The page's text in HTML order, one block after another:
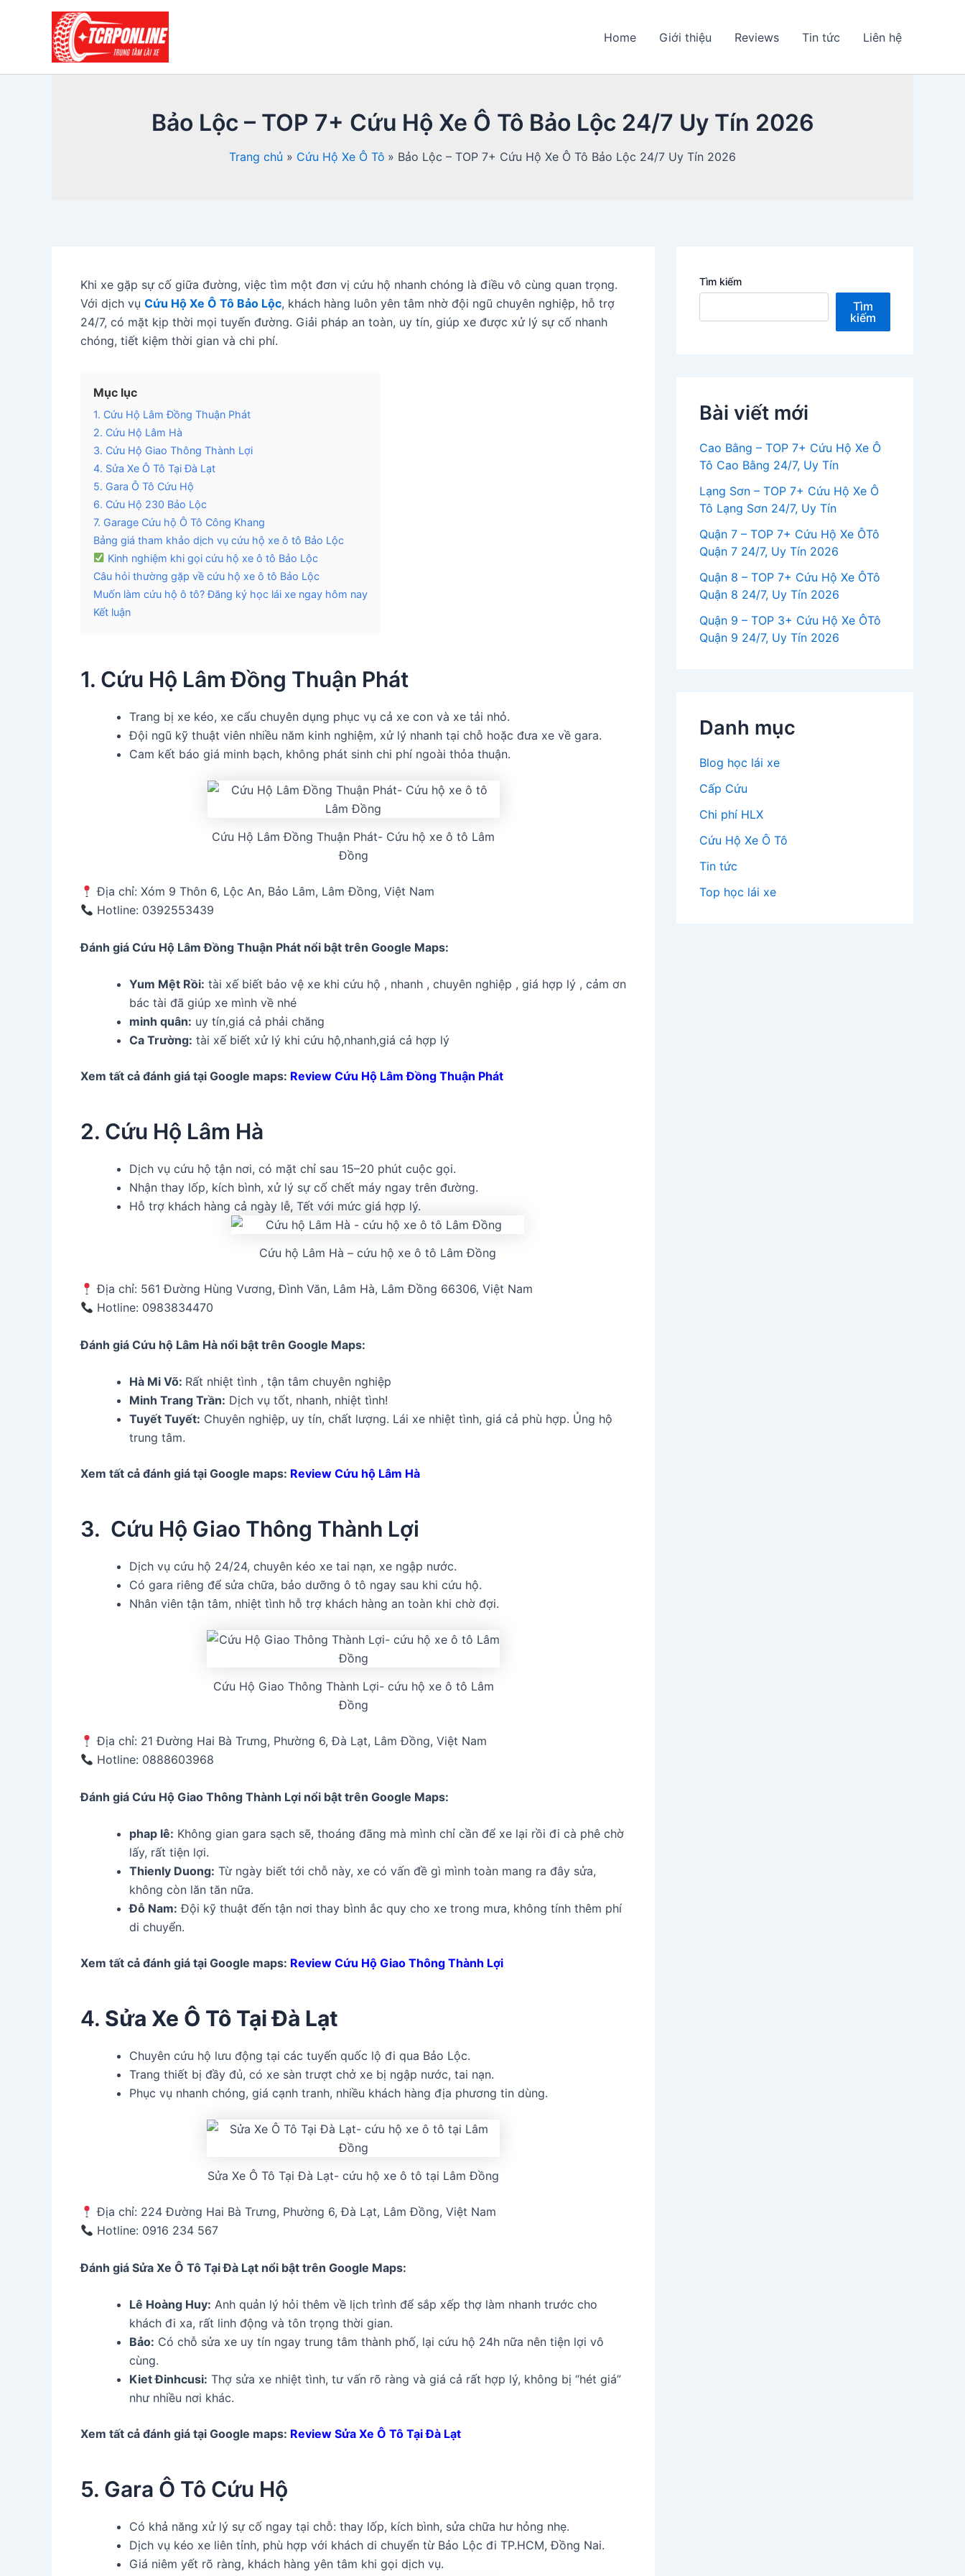
Home Giới thiệu Reviews Tin tức Liên hệ
Bảo Lộc – TOP 7+ Cứu Hộ Xe Ô Tô Bảo Lộc 24/7 Uy Tín 2026
Trang chủ Cứu Hộ Xe Ô Tô Bảo Lộc – TOP 7+ Cứu Hộ Xe Ô Tô Bảo Lộc 24/7 Uy Tín 2026
Khi xe gặp sự cố giữa đường, việc tìm một đơn vị cứu hộ nhanh chóng là điều vô cùng quan trọng.
Với dịch vụ Cứu Hộ Xe Ô Tô Bảo Lộc, khách hàng luôn yên tâm nhờ đội ngũ chuyên nghiệp, hỗ trợ
24/7, có mặt kịp thời mọi tuyến đường. Giải pháp an toàn, uy tín, giúp xe được xử lý sự cố nhanh
chóng, tiết kiệm thời gian và chi phí.
Mục lục
1. Cứu Hộ Lâm Đồng Thuận Phát
2. Cứu Hộ Lâm Hà
3. Cứu Hộ Giao Thông Thành Lợi
4. Sửa Xe Ô Tô Tại Đà Lạt
5. Gara Ô Tô Cứu Hộ
6. Cứu Hộ 230 Bảo Lộc
7. Garage Cứu hộ Ô Tô Công Khang
Bảng giá tham khảo dịch vụ cứu hộ xe ô tô Bảo Lộc
Kinh nghiệm khi gọi cứu hộ xe ô tô Bảo Lộc
Câu hỏi thường gặp về cứu hộ xe ô tô Bảo Lộc
Muốn làm cứu hộ ô tô? Đăng ký học lái xe ngay hôm nay
Kết luận
1. Cứu Hộ Lâm Đồng Thuận Phát
Trang bị xe kéo, xe cẩu chuyên dụng phục vụ cả xe con và xe tải nhỏ.
Đội ngũ kỹ thuật viên nhiều năm kinh nghiệm, xử lý nhanh tại chỗ hoặc đưa xe về gara.
Cam kết báo giá minh bạch, không phát sinh chi phí ngoài thỏa thuận.
Cứu Hộ Lâm Đồng Thuận Phát- Cứu hộ xe ô tô Lâm
Đồng
Địa chỉ: Xóm 9 Thôn 6, Lộc An, Bảo Lâm, Lâm Đồng, Việt Nam
Hotline: 0392553439
Đánh giá Cứu Hộ Lâm Đồng Thuận Phát nổi bật trên Google Maps:
Yum Mệt Rồi: tài xế biết bảo vệ xe khi cứu hộ , nhanh , chuyên nghiệp , giá hợp lý , cảm ơn
bác tài đã giúp xe mình về nhé
minh quân: uy tín,giá cả phải chăng
Ca Trường: tài xế biết xử lý khi cứu hộ,nhanh,giá cả hợp lý
Xem tất cả đánh giá tại Google maps: Review Cứu Hộ Lâm Đồng Thuận Phát
2. Cứu Hộ Lâm Hà
Dịch vụ cứu hộ tận nơi, có mặt chỉ sau 15–20 phút cuộc gọi.
Nhận thay lốp, kích bình, xử lý sự cố chết máy ngay trên đường.
Hỗ trợ khách hàng cả ngày lễ, Tết với mức giá hợp lý.
Cứu hộ Lâm Hà – cứu hộ xe ô tô Lâm Đồng
Địa chỉ: 561 Đường Hùng Vương, Đình Văn, Lâm Hà, Lâm Đồng 66306, Việt Nam
Hotline: 0983834470
Đánh giá Cứu hộ Lâm Hà nổi bật trên Google Maps:
Hà Mi Võ: Rất nhiệt tình , tận tâm chuyên nghiệp
Minh Trang Trần: Dịch vụ tốt, nhanh, nhiệt tình!
Tuyết Tuyết: Chuyên nghiệp, uy tín, chất lượng. Lái xe nhiệt tình, giá cả phù hợp. Ủng hộ
trung tâm.
Xem tất cả đánh giá tại Google maps: Review Cứu hộ Lâm Hà
3. Cứu Hộ Giao Thông Thành Lợi
Dịch vụ cứu hộ 24/24, chuyên kéo xe tai nạn, xe ngập nước.
Có gara riêng để sửa chữa, bảo dưỡng ô tô ngay sau khi cứu hộ.
Nhân viên tận tâm, nhiệt tình hỗ trợ khách hàng an toàn khi chờ đợi.
Cứu Hộ Giao Thông Thành Lợi- cứu hộ xe ô tô Lâm
Đồng
Địa chỉ: 21 Đường Hai Bà Trưng, Phường 6, Đà Lạt, Lâm Đồng, Việt Nam
Hotline: 0888603968
Đánh giá Cứu Hộ Giao Thông Thành Lợi nổi bật trên Google Maps:
phap lê: Không gian gara sạch sẽ, thoáng đãng mà mình chỉ cần để xe lại rồi đi cà phê chờ
lấy, rất tiện lợi.
Thienly Duong: Từ ngày biết tới chỗ này, xe có vấn đề gì mình toàn mang ra đây sửa,
không còn lăn tăn nữa.
Đỗ Nam: Đội kỹ thuật đến tận nơi thay bình ắc quy cho xe trong mưa, không tính thêm phí
di chuyển.
Xem tất cả đánh giá tại Google maps: Review Cứu Hộ Giao Thông Thành Lợi
4. Sửa Xe Ô Tô Tại Đà Lạt
Chuyên cứu hộ lưu động tại các tuyến quốc lộ đi qua Bảo Lộc.
Trang thiết bị đầy đủ, có xe sàn trượt chở xe bị ngập nước, tai nạn.
Phục vụ nhanh chóng, giá cạnh tranh, nhiều khách hàng địa phương tin dùng.
Sửa Xe Ô Tô Tại Đà Lạt- cứu hộ xe ô tô tại Lâm Đồng
Địa chỉ: 224 Đường Hai Bà Trưng, Phường 6, Đà Lạt, Lâm Đồng, Việt Nam
Hotline: 0916 234 567
Đánh giá Sửa Xe Ô Tô Tại Đà Lạt nổi bật trên Google Maps:
Lê Hoàng Huy: Anh quản lý hỏi thêm về lịch trình để sắp xếp thợ làm nhanh trước cho
khách đi xa, rất linh động và tôn trọng thời gian.
Bảo: Có chỗ sửa xe uy tín ngay trung tâm thành phố, lại cứu hộ 24h nữa nên tiện lợi vô
cùng.
Kiet Đinhcusi: Thợ sửa xe nhiệt tình, tư vấn rõ ràng và giá cả rất hợp lý, không bị “hét giá”
như nhiều nơi khác.
Xem tất cả đánh giá tại Google maps: Review Sửa Xe Ô Tô Tại Đà Lạt
5. Gara Ô Tô Cứu Hộ
Có khả năng xử lý sự cố ngay tại chỗ: thay lốp, kích bình, sửa chữa hư hỏng nhẹ.
Dịch vụ kéo xe liên tỉnh, phù hợp với khách di chuyển từ Bảo Lộc đi TP.HCM, Đồng Nai.
Giá niêm yết rõ ràng, khách hàng yên tâm khi gọi dịch vụ.
Tìm kiếm
Tìm
kiếm
Bài viết mới
Cao Bằng – TOP 7+ Cứu Hộ Xe Ô
Tô Cao Bằng 24/7, Uy Tín
Lạng Sơn – TOP 7+ Cứu Hộ Xe Ô
Tô Lạng Sơn 24/7, Uy Tín
Quận 7 – TOP 7+ Cứu Hộ Xe ÔTô
Quận 7 24/7, Uy Tín 2026
Quận 8 – TOP 7+ Cứu Hộ Xe ÔTô
Quận 8 24/7, Uy Tín 2026
Quận 9 – TOP 3+ Cứu Hộ Xe ÔTô
Quận 9 24/7, Uy Tín 2026
Danh mục
Blog học lái xe
Cấp Cứu
Chi phí HLX
Cứu Hộ Xe Ô Tô
Tin tức
Top học lái xe